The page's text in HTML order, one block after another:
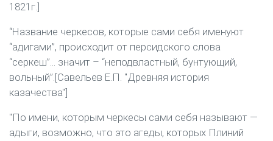
1821г.]
“Название черкесов, которые сами себя именуют
“адигами”, происходит от персидского слова
“серкеш”... значит – “неподвластный, бунтующий,
вольный”.[Савельев Е.П. "Древняя история
казачества"]
"По имени, которым черкесы сами себя называют —
адыги, возможно, что это агеды, которых Плиний